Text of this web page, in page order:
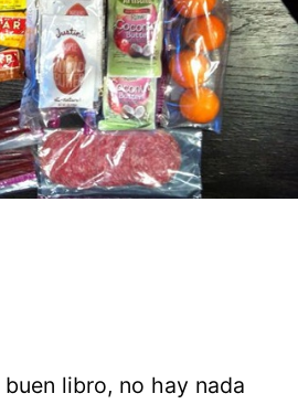
libro, no hay nada